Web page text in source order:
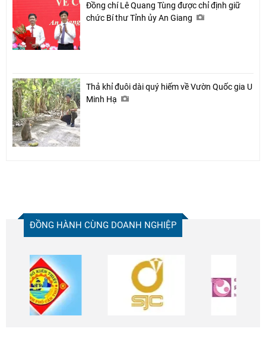
Đồng chí Lê Quang Tùng được chỉ định giữ
chức Bí thư Tỉnh ủy An Giang
Thả khỉ đuôi dài quý hiếm về Vườn Quốc gia U
Minh Hạ
ĐỒNG HÀNH CÙNG DOANH NGHIỆP